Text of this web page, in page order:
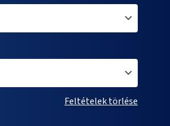
Feltételek törlése